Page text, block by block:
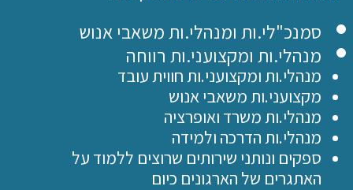
סמנכ"לי.ות ומנהלי.ות משאבי אנוש
מנהלי.ות ומקצועני.ות רווחה
מנהלי.ות ומקצועני.ות חווית עובד
מקצועני.ות משאבי אנוש
מנהלי.ות משרד ואופרציה
מנהלי.ות הדרכה ולמידה
ספקים ונותני שירותים שרוצים ללמוד על
האתגרים של הארגונים כיום